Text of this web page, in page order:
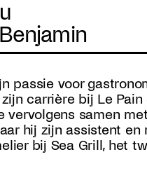
passie voor
carrière bij Le
vervolgens samen
hij zijn assistent
bij Sea Grill, het